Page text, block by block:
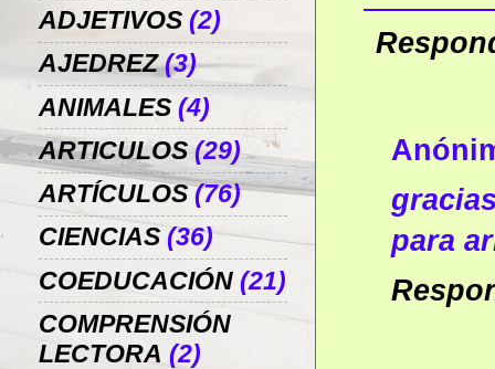
para
ADJETIVOS (2)
AJEDREZ (3)
ANIMALES (4)
ARTICULOS (29)
ARTÍCULOS (76)
CIENCIAS (36)
COEDUCACIÓN (21)
COMPRENSIÓN
LECTORA (2)